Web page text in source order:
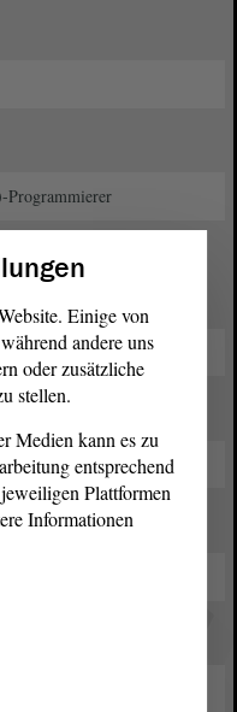
Programmierer
Funktionen
Anhalt
Einige von
andere uns
oder zusätzliche
stellen.
Medien kann es zu
entsprechend
Plattformen
Informationen